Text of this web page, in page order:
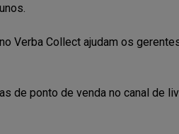
Verba Collect ajudam os
de ponto de venda no canal de